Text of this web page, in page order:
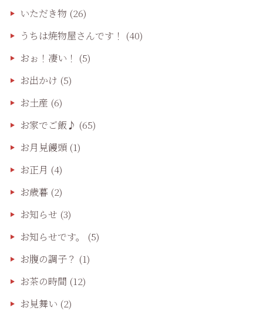
いただき物 (26)
うちは焼物屋さんです！ (40)
おぉ！凄い！ (5)
お出かけ (5)
お土産 (6)
お家でご飯♪ (65)
お月見饅頭(1)
お正月 (4)
お歳暮 (2)
お知らせ (3)
お知らせです。
(5)
お腹の調子？ (1)
お茶の時間 (12)
お見舞い (2)